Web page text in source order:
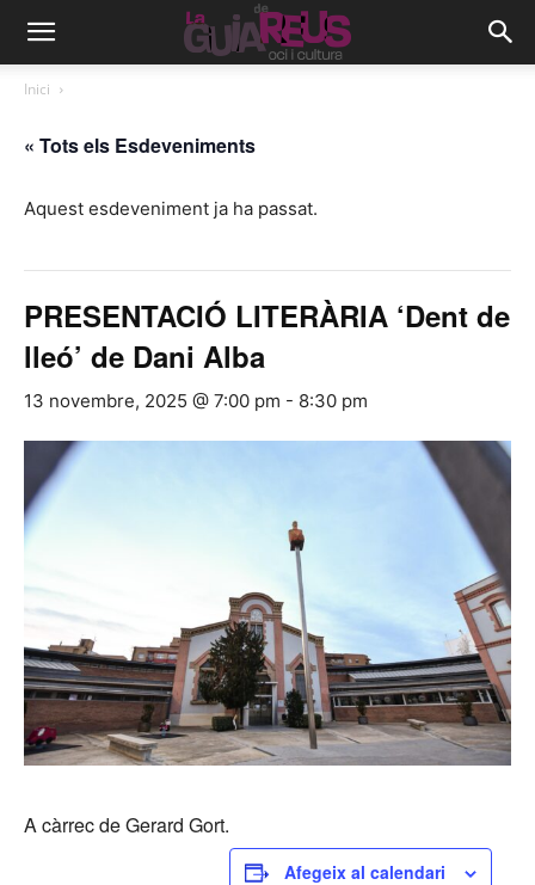
Inici
« Tots els Esdeveniments
Aquest esdeveniment ja ha passat.
PRESENTACIÓ LITERÀRIA ‘Dent de
lleó’ de Dani Alba
13 novembre, 2025 @ 7:00 pm - 8:30 pm
A càrrec de Gerard Gort.
Afegeix al calendari